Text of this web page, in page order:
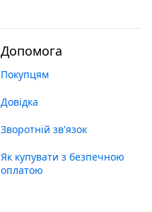
Допомога
Покупцям
Довідка
Зворотній зв'язок
Як купувати з безпечною
оплатою